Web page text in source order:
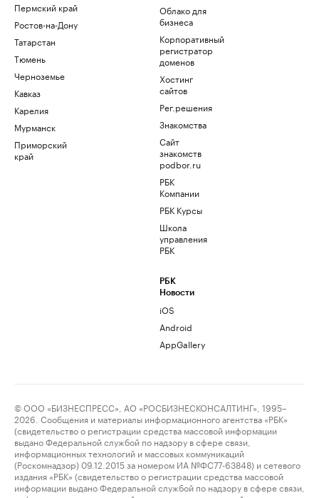
Пермский край
Ростов-на-Дону
Татарстан
Тюмень
Черноземье
Кавказ
Карелия
Мурманск
Приморский
край
Облако для
бизнеса
Корпоративный
регистратор
доменов
Хостинг
сайтов
Рег.решения
Знакомства
Сайт
знакомств
podbor.ru
РБК
Компании
РБК Курсы
Школа
управления
РБК
РБК
Новости
iOS
Android
AppGallery
© ООО «БИЗНЕСПРЕСС», АО «РОСБИЗНЕСКОНСАЛТИНГ», 1995–
2026. Сообщения и материалы информационного агентства «РБК»
(свидетельство о регистрации средства массовой информации
выдано Федеральной службой по надзору в сфере связи,
информационных технологий и массовых коммуникаций
(Роскомнадзор) 09.12.2015 за номером ИА №ФС77-63848) и сетевого
издания «РБК» (свидетельство о регистрации средства массовой
информации выдано Федеральной службой по надзору в сфере связи,